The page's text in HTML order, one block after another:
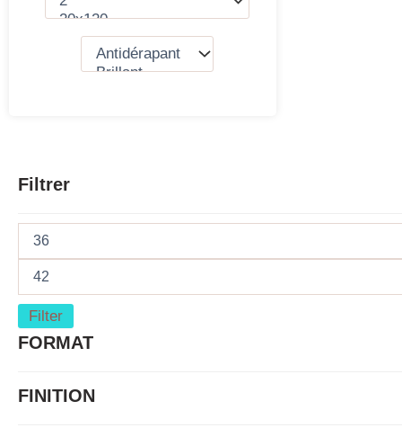
Filtrer
Filter
FORMAT
FINITION